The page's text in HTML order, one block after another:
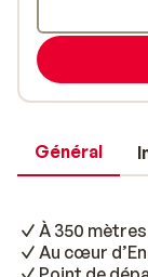
Général
À 350
Au cœur